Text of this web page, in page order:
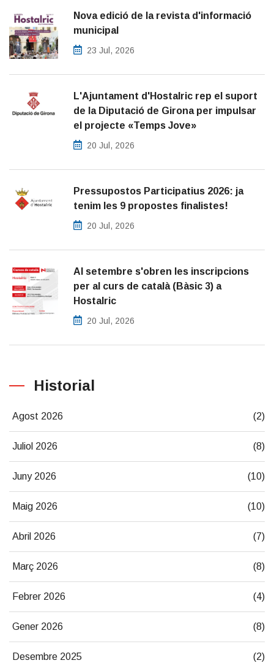
Nova edició de la revista d'informació
municipal
23 Jul, 2026
L'Ajuntament d'Hostalric rep el suport
de la Diputació de Girona per impulsar
el projecte «Temps Jove»
20 Jul, 2026
Pressupostos Participatius 2026: ja
tenim les 9 propostes finalistes!
20 Jul, 2026
Al setembre s'obren les inscripcions
per al curs de català (Bàsic 3) a
Hostalric
20 Jul, 2026
Historial
Agost 2026 (2)
Juliol 2026 (8)
Juny 2026 (10)
Maig 2026 (10)
Abril 2026 (7)
Març 2026 (8)
Febrer 2026 (4)
Gener 2026 (8)
Desembre 2025 (2)